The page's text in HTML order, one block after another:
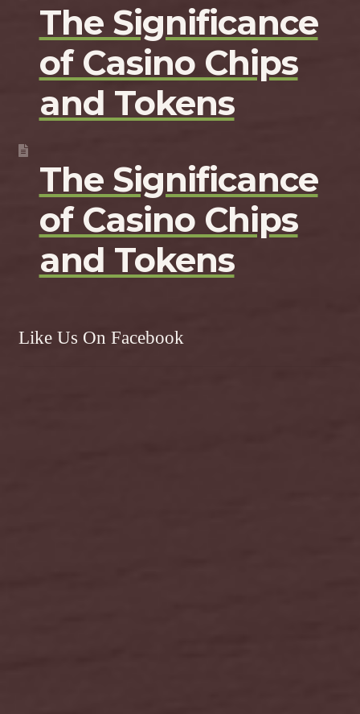
The Significance
of Casino Chips
and Tokens
The Significance
of Casino Chips
and Tokens
Like Us On Facebook